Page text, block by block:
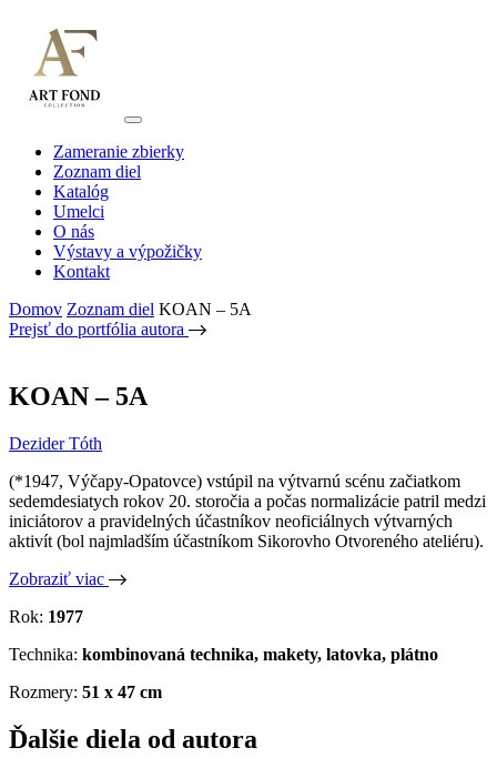
Zameranie zbierky
Zoznam diel
Katalóg
Umelci
O nás
Výstavy a výpožičky
Kontakt
Domov Zoznam diel KOAN – 5A
Prejsť do portfólia autora
KOAN – 5A
Dezider Tóth
(*1947, Výčapy-Opatovce) vstúpil na výtvarnú scénu začiatkom
sedemdesiatych rokov 20. storočia a počas normalizácie patril medzi
iniciátorov a pravidelných účastníkov neoficiálnych výtvarných
aktivít (bol najmladším účastníkom Sikorovho Otvoreného ateliéru).
Zobraziť viac
Rok: 1977
Technika: kombinovaná technika, makety, latovka, plátno
Rozmery: 51 x 47 cm
Ďalšie diela od autora